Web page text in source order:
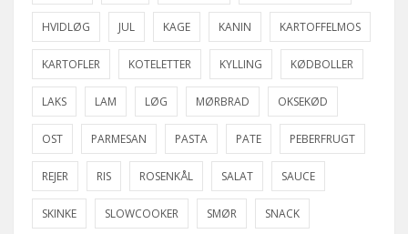
HVIDLØG JUL KAGE KANIN KARTOFFELMOS
KARTOFLER KOTELETTER KYLLING KØDBOLLER
LAKS LAM LØG MØRBRAD OKSEKØD
OST PARMESAN PASTA PATE PEBERFRUGT
REJER RIS ROSENKÅL SALAT SAUCE
SKINKE SLOWCOOKER SMØR SNACK